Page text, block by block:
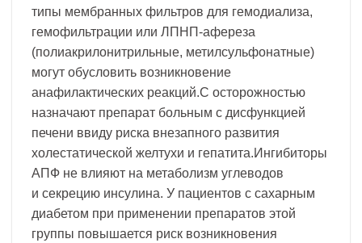
типы мембранных фильтров для гемодиализа,
гемофильтрации или ЛПНП-афереза
(полиакрилонитрильные, метилсульфонатные)
могут обусловить возникновение
анафилактических реакций.С осторожностью
назначают препарат больным с дисфункцией
печени ввиду риска внезапного развития
холестатической желтухи и гепатита.Ингибиторы
АПФ не влияют на метаболизм углеводов
и секрецию инсулина. У пациентов с сахарным
диабетом при применении препаратов этой
группы повышается риск возникновения